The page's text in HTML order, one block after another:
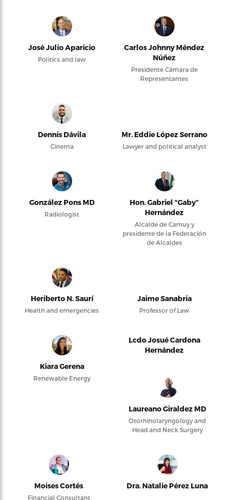
José Julio Aparicio
Politics and law
Carlos Johnny Méndez
Núñez
Presidente Cámara de
Representantes
Dennis Dávila
Cinema
Mr. Eddie López Serrano
Lawyer and political analyst
González Pons MD
Radiologist
Hon. Gabriel “Gaby”
Hernández
Alcalde de Camuy y
presidente de la Federación
de Alcaldes
Heriberto N. Saurí
Health and emergencies
Jaime Sanabria
Professor of Law
Kiara Gerena
Renewable Energy
Lcdo Josué Cardona
Hernández
Laureano Giraldez MD
Otorhinolaryngology and
Head and Neck Surgery
Moises Cortés
Financial Consultant
Dra. Natalie Pérez Luna